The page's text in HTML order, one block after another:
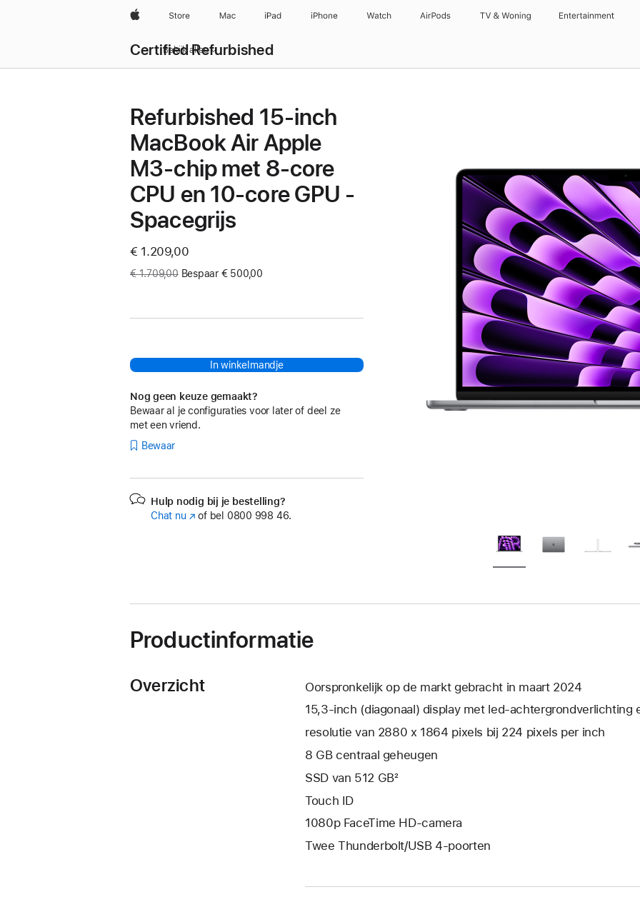
AppleStore Mac iPad iPhone Watch AirPods TV & Woning Entertainment
Certified Refurbished
Bekijk alles
Refurbished 15-inch
MacBook Air Apple
M3-chip met 8‑core
CPU en 10‑core GPU -
Spacegrijs
Now
€ 1.209,00
Was
€ 1.709,00 Bespaar € 500,00
In winkelmandje
Nog geen keuze gemaakt?
Bewaar al je configuraties voor later of deel ze
met een vriend.
Bewaar
Hulp nodig bij je bestelling?
Chat nu (Wordt
of bel 0800 998 46.
Productinformatie
Overzicht
Oorspronkelijk op de markt gebracht in maart 2024
15,3‑inch (diagonaal) display met led-achtergrond­­­­verlichting
resolutie van 2880 x 1864 pixels bij 224 pixels per inch
8 GB centraal geheugen
SSD van 512 GB²
Touch ID
1080p FaceTime HD-camera
Twee Thunderbolt/USB 4-poorten